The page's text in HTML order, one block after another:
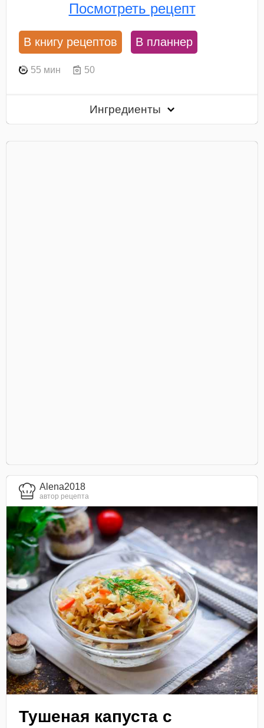
Посмотреть рецепт
В книгу рецептов В планнер
55 мин 50
Ингредиенты
Alena2018
автор рецепта
Тушеная капуста с